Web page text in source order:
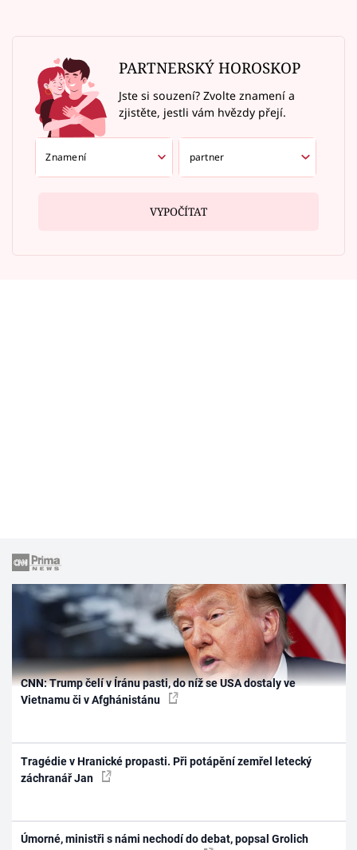
PARTNERSKÝ HOROSKOP
Jste si souzení? Zvolte znamení a
zjistěte, jestli vám hvězdy přejí.
VYPOČÍTAT
CNN: Trump čelí v Íránu pasti, do níž se USA dostaly ve
Vietnamu či v Afghánistánu
Tragédie v Hranické propasti. Při potápění zemřel letecký
záchranář Jan
Úmorné, ministři s námi nechodí do debat, popsal Grolich